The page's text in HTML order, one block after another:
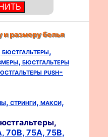
и размеру белья
бюстгальтеры,
бюстгальтеры
push-
стринги, макси,
70B, 75A, 75B,